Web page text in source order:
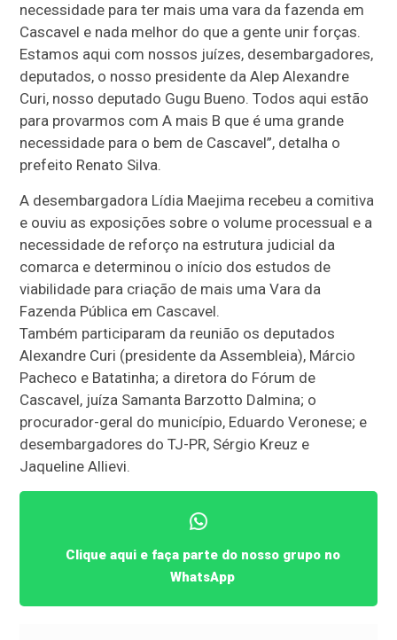
necessidade para ter mais uma vara da fazenda em
Cascavel e nada melhor do que a gente unir forças.
Estamos aqui com nossos juízes, desembargadores,
deputados, o nosso presidente da Alep Alexandre
Curi, nosso deputado Gugu Bueno. Todos aqui estão
para provarmos com A mais B que é uma grande
necessidade para o bem de Cascavel”, detalha o
prefeito Renato Silva.
A desembargadora Lídia Maejima recebeu a comitiva
e ouviu as exposições sobre o volume processual e a
necessidade de reforço na estrutura judicial da
comarca e determinou o início dos estudos de
viabilidade para criação de mais uma Vara da
Fazenda Pública em Cascavel.
Também participaram da reunião os deputados
Alexandre Curi (presidente da Assembleia), Márcio
Pacheco e Batatinha; a diretora do Fórum de
Cascavel, juíza Samanta Barzotto Dalmina; o
procurador-geral do município, Eduardo Veronese; e
desembargadores do TJ-PR, Sérgio Kreuz e
Jaqueline Allievi.
Clique aqui e faça parte do nosso grupo no
WhatsApp